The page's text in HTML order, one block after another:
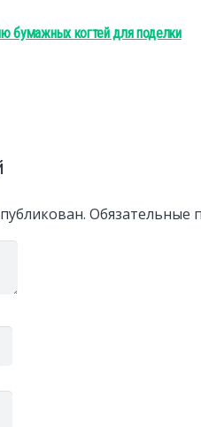
бумажных когтей для поделки
Обязательные